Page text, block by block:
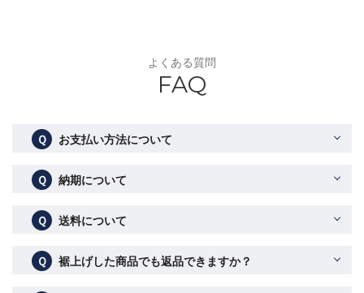
よくある質問
FAQ
Ｑ お支払い方法について
Ｑ 納期について
Ｑ 送料について
Ｑ 裾上げした商品でも返品できますか？